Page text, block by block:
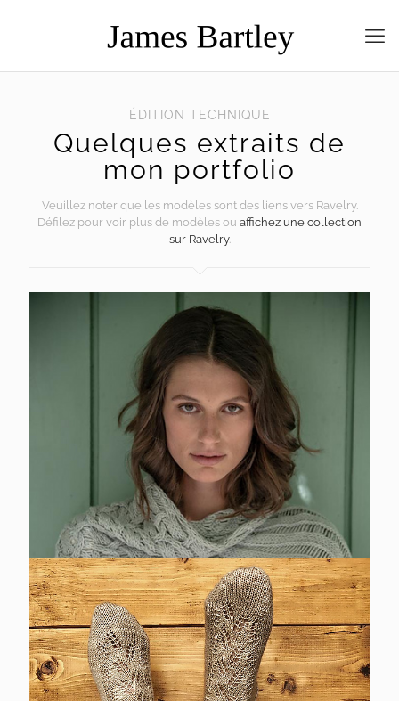
ÉDITION TECHNIQUE
Quelques extraits de
mon portfolio
Veuillez noter que les modèles sont des liens vers Ravelry.
Défilez pour voir plus de modèles ou affichez une collection
sur Ravelry.